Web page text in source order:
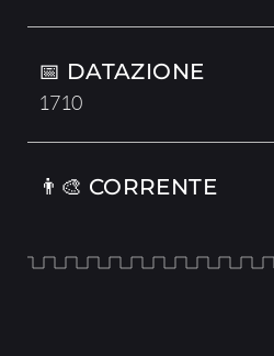
📅 DATAZIONE
1710
👨‍🎨 CORRENTE